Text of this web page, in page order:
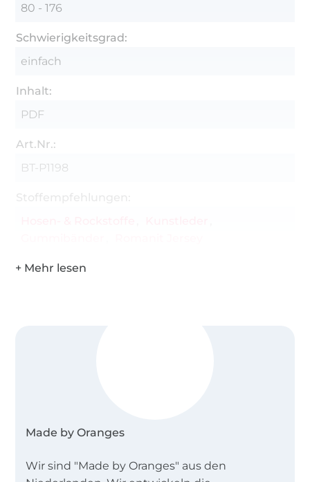
80 - 176
Schwierigkeitsgrad:
einfach
Inhalt:
PDF
Art.Nr.:
BT-P1198
Stoffempfehlungen:
Made by Oranges
Wir sind "Made by Oranges" aus den